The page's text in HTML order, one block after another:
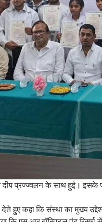
प्रज्ज्वलन के साथ हुई। इसके
हुए कहा कि संस्था का मुख्य